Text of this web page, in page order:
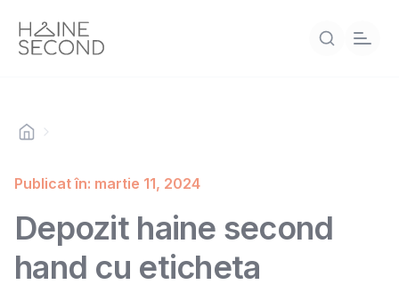
Publicat în: martie 11, 2024
Depozit haine second
hand cu eticheta